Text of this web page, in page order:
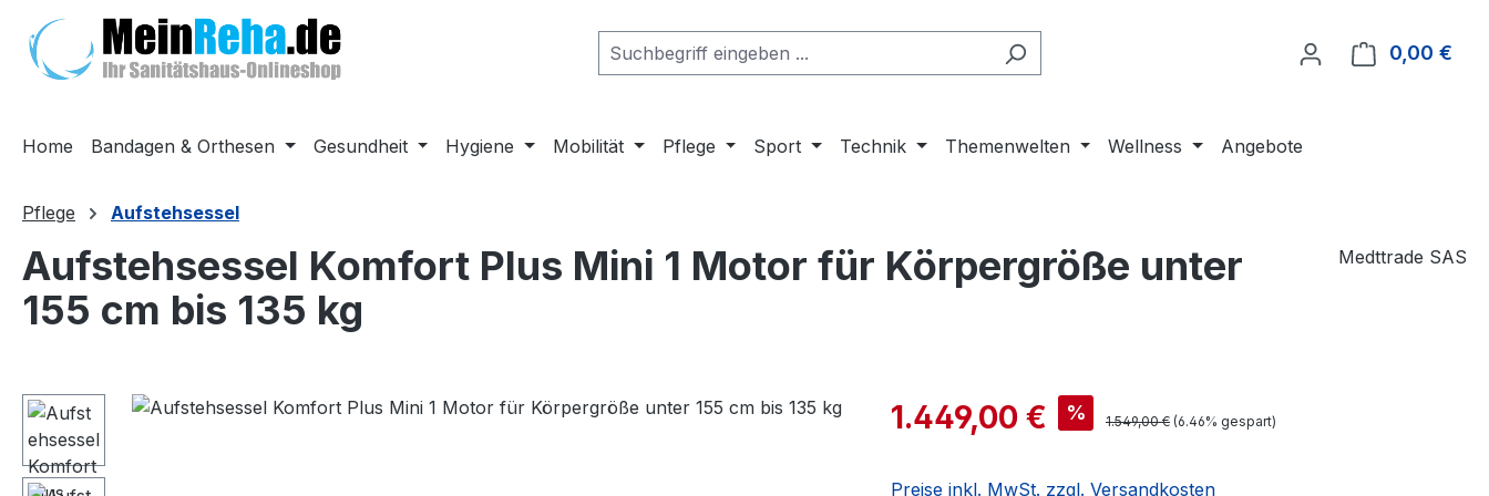
Hauptinhalt springen
Zur Suche springen
Zur Hauptnavigation springen
0,00 €
Home Bandagen & Orthesen Gesundheit Hygiene Mobilität Pflege Sport Technik Themenwelten Wellness Angebote
Pflege Aufstehsessel
Aufstehsessel Komfort Plus Mini 1 Motor für Körpergröße unter
155 cm bis 135 kg
Medttrade SAS
Bildergalerie überspringen 1.449,00 € % 1.549,00 € (6.46% gespart)
Preise inkl. MwSt. zzgl. Versandkosten